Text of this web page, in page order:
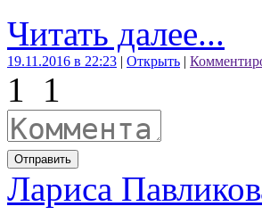
Читать далее...
19.11.2016 в 22:23 | Открыть |
1 1
Отправить
Лариса